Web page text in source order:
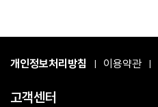
개인정보처리방침 이용약관
고객센터